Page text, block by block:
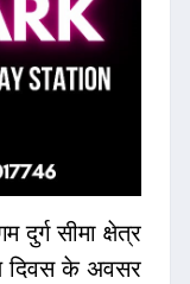
दुर्ग सीमा क्षेत्र
दिवस के अवसर